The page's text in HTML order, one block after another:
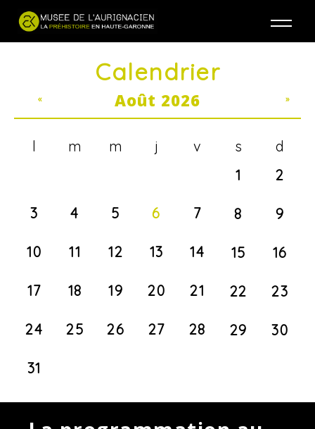
Calendrier
Août 2026
« »
l m m j v s
d
1
2
3 4 5 6 7 8 9
10 11 12 13 14 15 16
17 18 19 20 21 22 23
24 25 26 27 28 29 30
31